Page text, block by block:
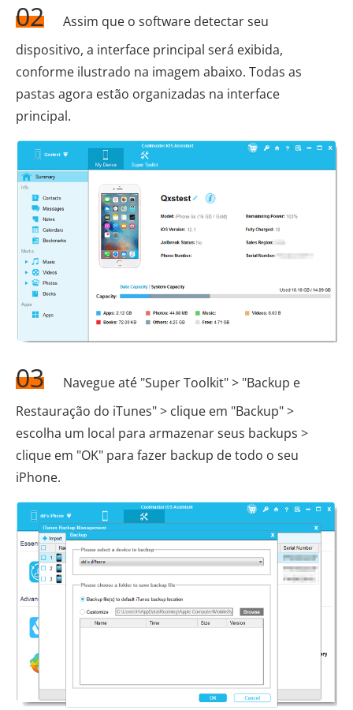
02
Assim que o software detectar seu
dispositivo, a interface principal será exibida,
conforme ilustrado na imagem abaixo. Todas as
pastas agora estão organizadas na interface
principal.
03
Navegue até "Super Toolkit" > "Backup e
Restauração do iTunes" > clique em "Backup" >
escolha um local para armazenar seus backups >
clique em "OK" para fazer backup de todo o seu
iPhone.